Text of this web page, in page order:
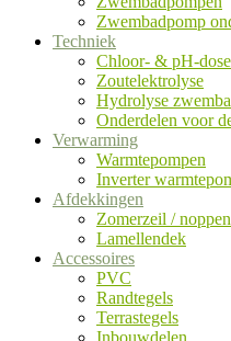
Zwembadpomp
Techniek
Chloor- & pH-
Zoutelektrolyse
Hydrolyse
Onderdelen voor
Verwarming
Warmtepompen
Inverter
Afdekkingen
Zomerzeil /
Lamellendek
Accessoires
PVC
Randtegels
Terrastegels
Inbouwdelen